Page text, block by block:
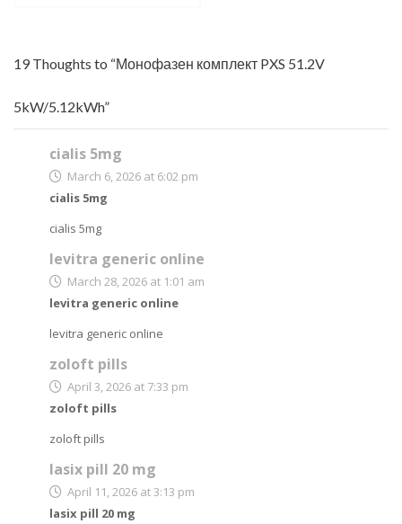
19 Thoughts to “Монофазен комплект PXS 51.2V
5kW/5.12kWh”
cialis 5mg
March 6, 2026 at 6:02 pm
cialis 5mg
cialis 5mg
levitra generic online
March 28, 2026 at 1:01 am
levitra generic online
levitra generic online
zoloft pills
April 3, 2026 at 7:33 pm
zoloft pills
zoloft pills
lasix pill 20 mg
April 11, 2026 at 3:13 pm
lasix pill 20 mg